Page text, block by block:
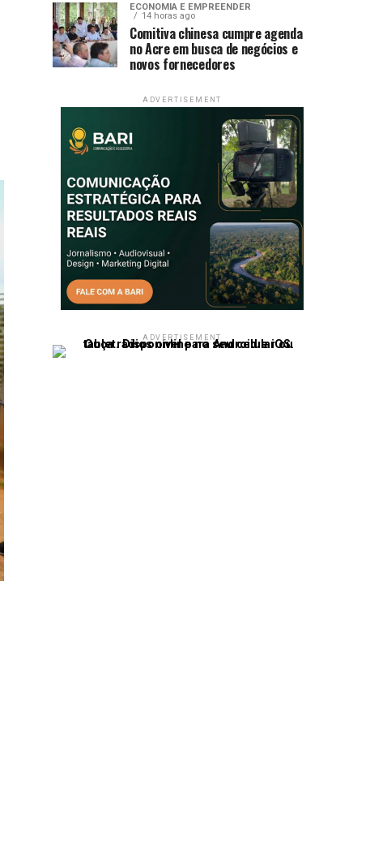
ECONOMIA E EMPREENDER
14 horas ago
Comitiva chinesa cumpre agenda
no Acre em busca de negócios e
novos fornecedores
ADVERTISEMENT
ADVERTISEMENT